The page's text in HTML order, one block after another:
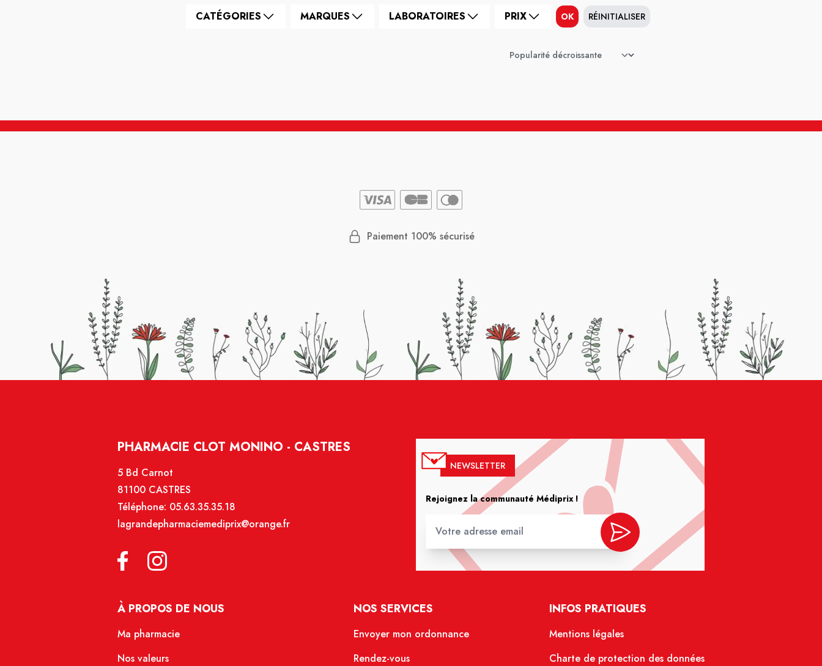
CATÉGORIES MARQUES LABORATOIRES PRIX OK RÉINITIALISER
Paiement 100% sécurisé
PHARMACIE CLOT MONINO - CASTRES
5 Bd Carnot
81100 CASTRES
Téléphone: 05.63.35.35.18
lagrandepharmaciemediprix@orange.fr
NEWSLETTER
Rejoignez la communauté Médiprix !
À PROPOS DE NOUS
Ma pharmacie
Nos valeurs
NOS SERVICES
Envoyer mon ordonnance
Rendez-vous
INFOS PRATIQUES
Mentions légales
Charte de protection des données